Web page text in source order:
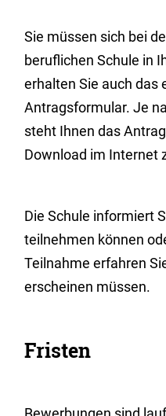
Sie müssen sich bei
beruflichen Schule in
erhalten Sie auch das
Antragsformular.Je
steht Ihnen das
Download im Internet
Die Schule informiert
teilnehmen können
Teilnahme erfahren
erscheinen müssen.
Fristen